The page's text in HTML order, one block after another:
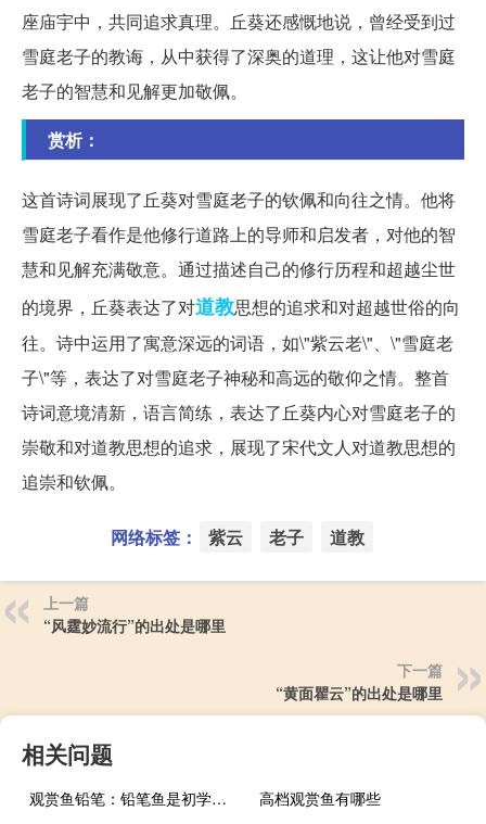
座庙宇中，共同追求真理。丘葵还感慨地说，曾经受到过
雪庭老子的教诲，从中获得了深奥的道理，这让他对雪庭
老子的智慧和见解更加敬佩。
赏析：
这首诗词展现了丘葵对雪庭老子的钦佩和向往之情。他将
雪庭老子看作是他修行道路上的导师和启发者，对他的智
慧和见解充满敬意。通过描述自己的修行历程和超越尘世
的境界，丘葵表达了对道教思想的追求和对超越世俗的向
往。诗中运用了寓意深远的词语，如\"紫云老\"、\"雪庭老
子\"等，表达了对雪庭老子神秘和高远的敬仰之情。整首
诗词意境清新，语言简练，表达了丘葵内心对雪庭老子的
崇敬和对道教思想的追求，展现了宋代文人对道教思想的
追崇和钦佩。
网络标签： 紫云 老子 道教
上一篇
“风霆妙流行”的出处是哪里
下一篇
“黄面瞿云”的出处是哪里
相关问题
观赏鱼铅笔：铅笔鱼是初学者比较容易饲养的观赏鱼
高档观赏鱼有哪些